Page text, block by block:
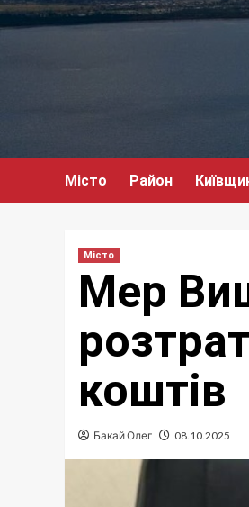
Перейти
до
Місто Район
Місто
Мер
коштів
Бакай Олег 08.10.2025